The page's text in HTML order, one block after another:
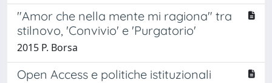
"Amor che nella mente mi ragiona" tra
stilnovo, 'Convivio' e 'Purgatorio'
2015 P. Borsa
Open Access e politiche istituzionali